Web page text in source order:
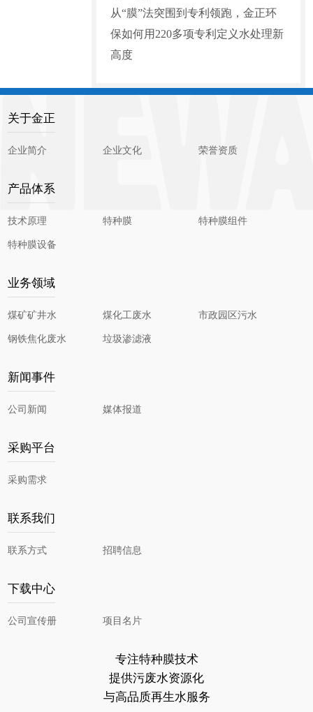
从“膜”法突围到专利领跑，金正环
保如何用220多项专利定义水处理新
高度
关于金正
企业简介 企业文化 荣誉资质
产品体系
技术原理 特种膜 特种膜组件
特种膜设备
业务领域
煤矿矿井水 煤化工废水 市政园区污水
钢铁焦化废水 垃圾渗滤液
新闻事件
公司新闻 媒体报道
采购平台
采购需求
联系我们
联系方式 招聘信息
下载中心
公司宣传册 项目名片
专注特种膜技术
提供污废水资源化
与高品质再生水服务